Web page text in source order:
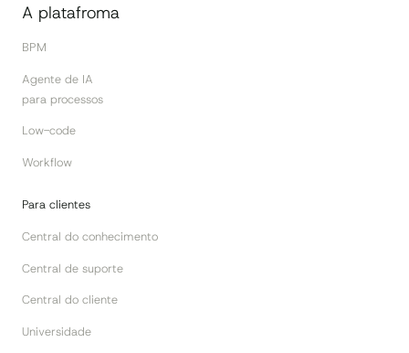
A platafroma
BPM
Agente de IA
para processos
Low-code
Workflow
Para clientes
Central do conhecimento
Central de suporte
Central do cliente
Universidade